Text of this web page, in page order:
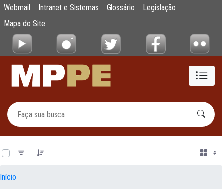
Pular para o Conteúdo principal
Documentos
Webmail Intranet e Sistemas Glossário
Legislação
Mapa do Site
Início